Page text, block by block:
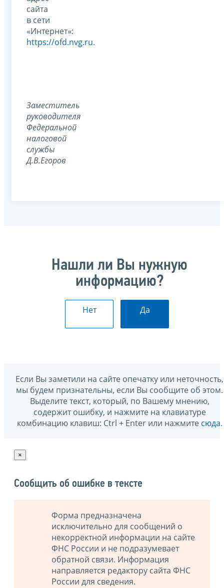
сайта
в сети
«Интернет»:
https://ofd.nvg.ru.
Заместитель
руководителя
Федеральной
налоговой
службы
Д.В.Егоров
Нашли ли Вы нужную
информацию?
Нет Да
Если Вы заметили на сайте опечатку или неточность,
мы будем признательны, если Вы сообщите об этом.
Выделите текст, который, по Вашему мнению,
содержит ошибку, и нажмите на клавиатуре
комбинацию клавиш: Ctrl + Enter или нажмите сюда.
×
Сообщить об ошибке в тексте
Форма предназначена
исключительно для сообщений о
некорректной информации на сайте
ФНС России и не подразумевает
обратной связи. Информация
направляется редактору сайта ФНС
России для сведения.